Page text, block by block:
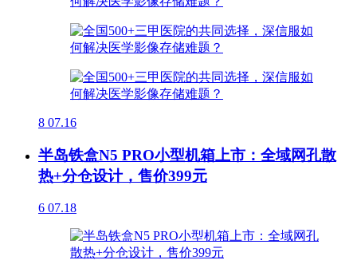
8 07.16
半岛铁盒N5 PRO小型机箱上市：全域网孔散
热+分仓设计，售价399元
6 07.18